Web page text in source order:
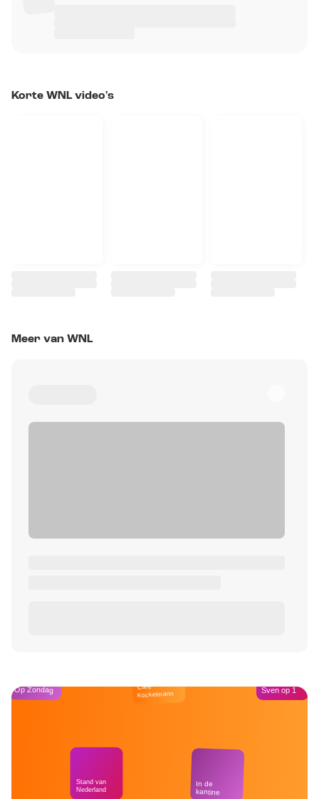
Korte WNL video's
Meer van WNL
Op Zondag
Stand van
Nederland
Café
Kockelmann
In de
kantine
Sven op 1